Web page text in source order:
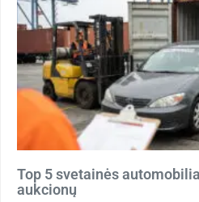
Top 5 svetainės
aukcionų